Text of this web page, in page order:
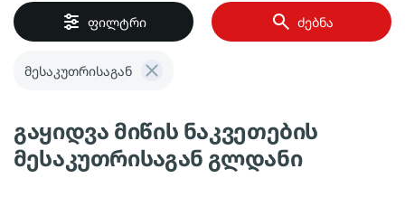
ფილტრი ძებნა
მესაკუთრისაგან
გაყიდვა მიწის ნაკვეთების
მესაკუთრისაგან გლდანი